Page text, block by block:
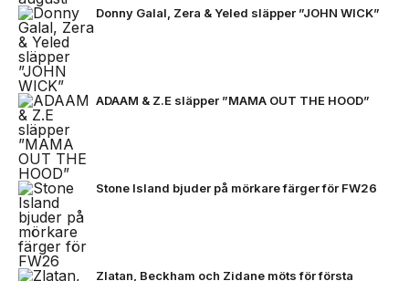
Donny Galal, Zera & Yeled släpper ”JOHN WICK”
ADAAM & Z.E släpper ”MAMA OUT THE HOOD”
Stone Island bjuder på mörkare färger för FW26
Zlatan, Beckham och Zidane möts för första